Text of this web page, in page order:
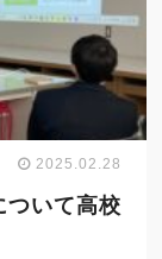
2025.02.28
ついて高校